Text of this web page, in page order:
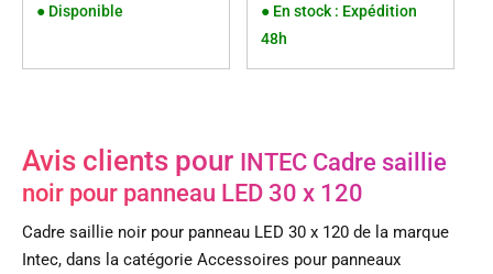
● Disponible ● En stock : Expédition
48h
Avis clients pour INTEC Cadre saillie
noir pour panneau LED 30 x 120
Cadre saillie noir pour panneau LED 30 x 120 de la marque
Intec, dans la catégorie Accessoires pour panneaux